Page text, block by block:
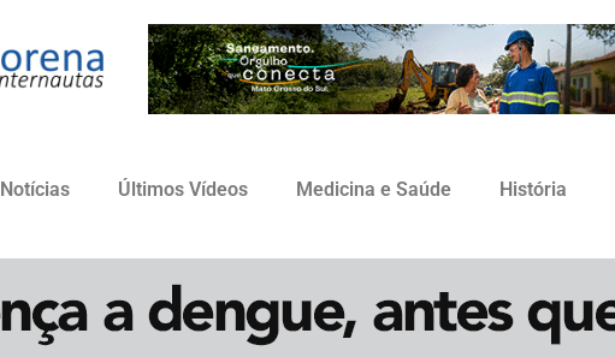
Últimos Vídeos Medicina e Saúde História